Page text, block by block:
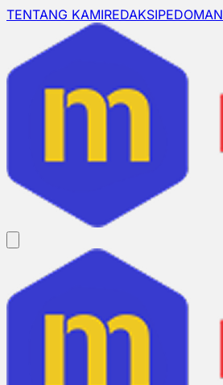
TENTANG KAMIREDAKSIPEDOMAN